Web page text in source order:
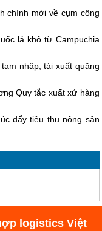
chính mới về cụm công
lá khô từ Campuchia
nhập, tái xuất quặng
Quy tắc xuất xứ hàng
đẩy tiêu thụ nông sản
logistics Việt